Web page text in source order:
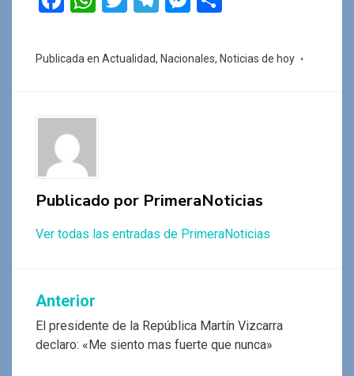
ce
o
k
at
p
tt e
se m
Publicada en Actualidad, Nacionales, Noticias de hoy
Publicado por PrimeraNoticias
Ver todas las entradas de PrimeraNoticias
Navegación
de
entradas
Anterior
El presidente de la República Martín Vizcarra
declaro: «Me siento mas fuerte que nunca»